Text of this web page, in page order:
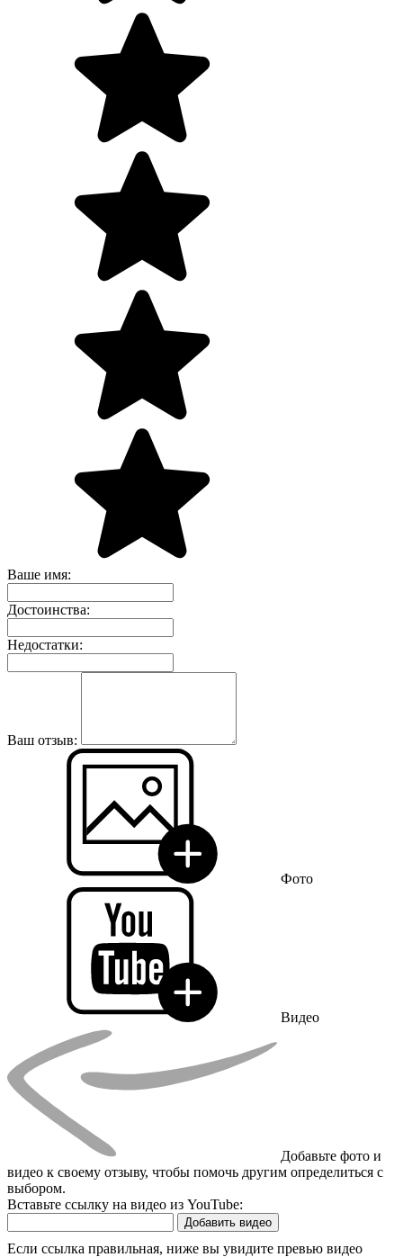
Ваше имя:
Достоинства:
Недостатки:
Ваш отзыв:
Фото
Видео
Добавьте фото и
видео к своему отзыву, чтобы помочь другим определиться с
выбором.
Вставьте ссылку на видео из YouTube:
Добавить видео
Если ссылка правильная, ниже вы увидите превью видео